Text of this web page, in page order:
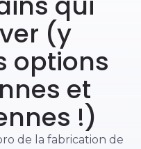
(y
options
et
!)
de la fabrication de